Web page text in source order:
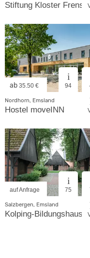
Stiftung Kloster
ab 35.50 € 94
Nordhorn, Emsland
Hostel moveINN
auf Anfrage 75
Salzbergen, Emsland
Kolping-Bildungshaus-